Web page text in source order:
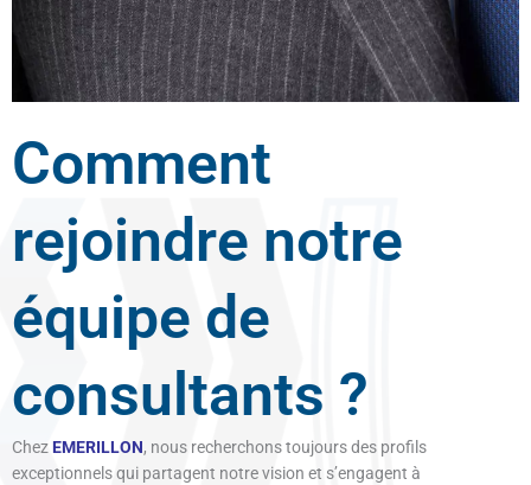
Comment
rejoindre notre
équipe de
consultants ?
Chez EMERILLON, nous recherchons toujours des profils
exceptionnels qui partagent notre vision et s’engagent à